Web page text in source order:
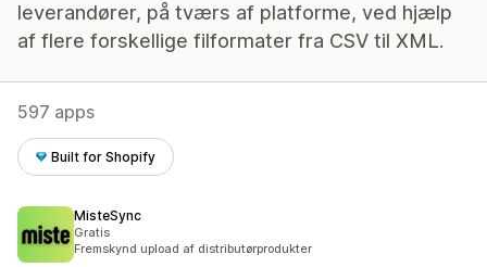
leverandører, på tværs af platforme, ved hjælp
af flere forskellige filformater fra CSV til XML.
597 apps
Built for Shopify
MisteSync
Gratis
Fremskynd upload af distributørprodukter